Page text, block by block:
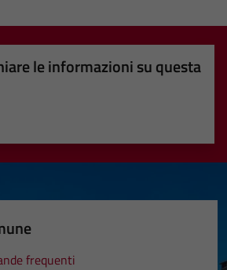
le informazioni su questa
5 stelle su 5
stelle su 5
su 5
5
frequenti